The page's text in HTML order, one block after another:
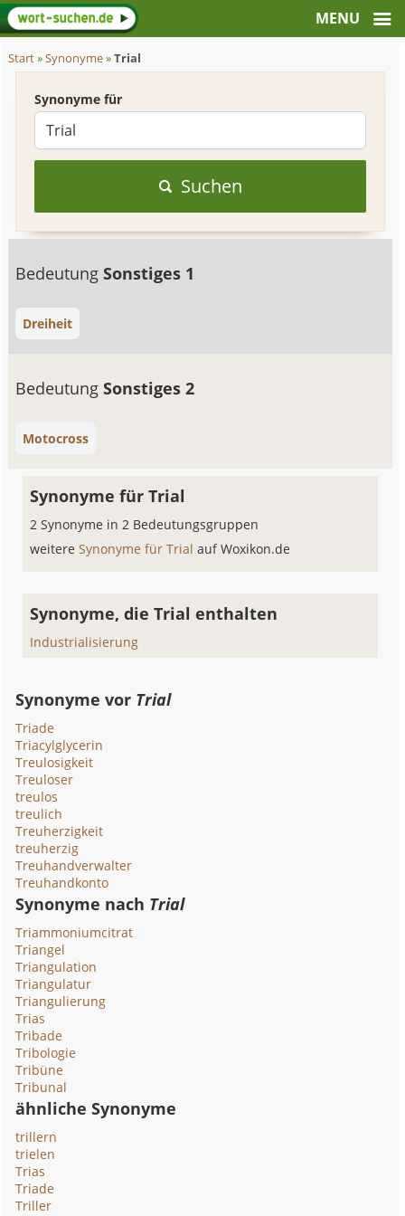
Start»Synonyme»Trial
Synonyme für
Suchen
BedeutungSonstiges 1
Dreiheit
BedeutungSonstiges 2
Motocross
Synonyme für Trial
2 Synonyme in 2 Bedeutungsgruppen
weitereSynonyme für Trialauf Woxikon.de
Synonyme, die Trial enthalten
Industrialisierung
Synonyme vor Trial
Triade
Triacylglycerin
Treulosigkeit
Treuloser
treulos
treulich
Treuherzigkeit
treuherzig
Treuhandverwalter
Treuhandkonto
Synonyme nach Trial
Triammoniumcitrat
Triangel
Triangulation
Triangulatur
Triangulierung
Trias
Tribade
Tribologie
Tribüne
Tribunal
ähnliche Synonyme
trillern
trielen
Trias
Triade
Triller